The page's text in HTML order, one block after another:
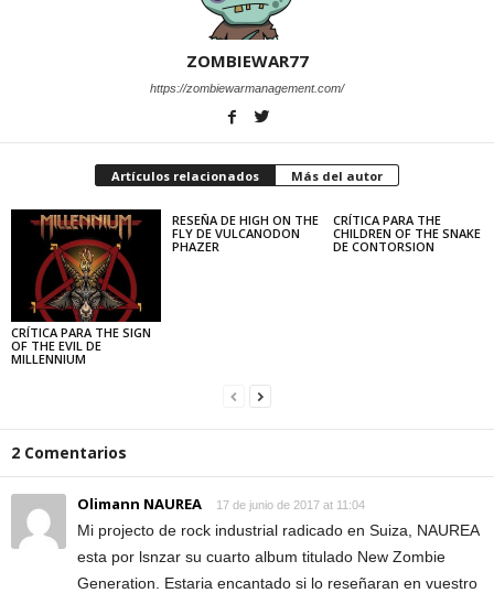
ZOMBIEWAR77
https://zombiewarmanagement.com/
Artículos relacionados Más del autor
CRÍTICA PARA THE SIGN
OF THE EVIL DE
MILLENNIUM
RESEÑA DE HIGH ON THE
FLY DE VULCANODON
PHAZER
CRÍTICA PARA THE
CHILDREN OF THE SNAKE
DE CONTORSION
2 Comentarios
Olimann NAUREA 17 de junio de 2017 at 11:04
Mi projecto de rock industrial radicado en Suiza, NAUREA
esta por lsnzar su cuarto album titulado New Zombie
Generation. Estaria encantado si lo reseñaran en vuestro